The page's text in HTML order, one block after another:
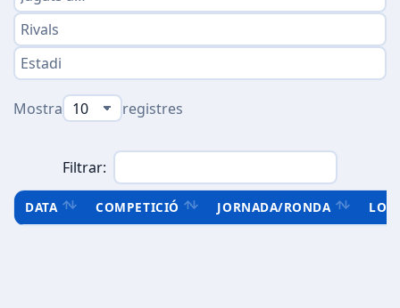
Mostra registres
Filtrar:
DATA COMPETICIÓ JORNADA/RONDA